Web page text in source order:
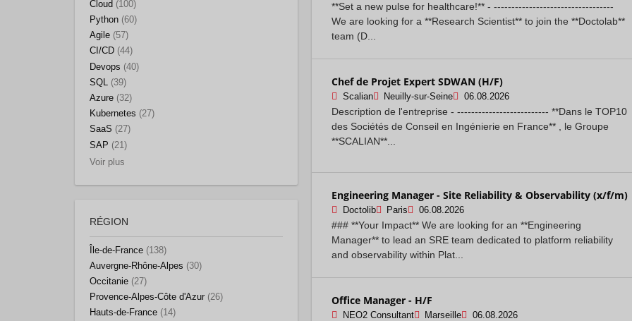
**Set a new pulse for healthcare!** - ----------------------------------
We are looking for a **Research Scientist** to join the **Doctolab**
team (D...
Chef de Projet Expert SDWAN (H/F)
Scalian Neuilly-sur-Seine 06.08.2026
Description de l'entreprise - -------------------------- **Dans le TOP10
des Sociétés de Conseil en Ingénierie en France** , le Groupe
**SCALIAN**...
Engineering Manager - Site Reliability & Observability (x/f/m)
Doctolib Paris 06.08.2026
### **Your Impact** We are looking for an **Engineering
Manager** to lead an SRE team dedicated to platform reliability
and observability within Plat...
Office Manager - H/F
NEO2 Consultant Marseille 06.08.2026
Cloud (100)
Python (60)
Agile (57)
CI/CD (44)
Devops (40)
SQL
(39)
Azure (32)
Kubernetes (27)
SaaS (27)
SAP (21)
Voir plus
RÉGION
Île-de-France (138)
Auvergne-Rhône-Alpes (30)
Occitanie (27)
Provence-Alpes-Côte d'Azur (26)
Hauts-de-France (14)